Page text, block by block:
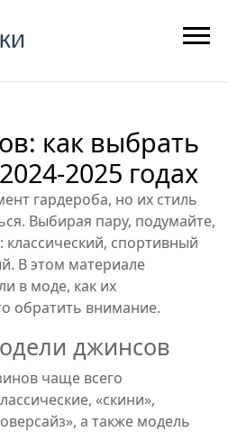
как выбрать
годах
гардероба, но их стиль
Выбирая пару, подумайте,
спортивный
В этом материале
в моде, как их
обратить внимание.
джинсов
чаще всего
«скини»,
а также модель